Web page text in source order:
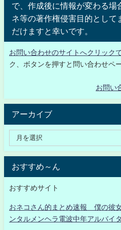
で、作成後に情報が変わる場
ネ等の著作権侵害目的として
だけますと幸いです。
お問い合わせのサイトへクリック
ク、ボタンを押すと問い合わせペ
お問い
アーカイブ
おすすめ～ん
おすすめサイト
おネコさん的まとめ速報 僕の彼
ンタルメンヘラ電波中年アルバイ